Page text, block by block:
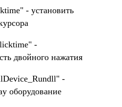
- установить
-
двойного нажатия
-
оборудование